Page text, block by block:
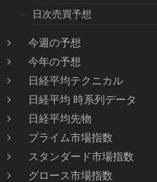
日次売買予想
今週の予想
今年の予想
日経平均テクニカル
日経平均 時系列データ
日経平均先物
プライム市場指数
スタンダード市場指数
グロース市場指数